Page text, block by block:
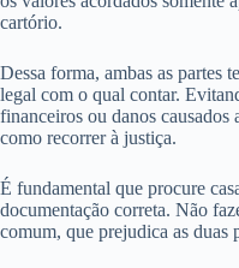
cartório.
Dessa forma, ambas as partes
legal com o qual contar.
financeiros ou danos causados
como recorrer à justiça.
É fundamental que procure
documentação correta. Não
comum, que prejudica as duas